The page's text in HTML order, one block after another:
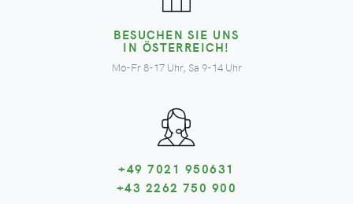
BESUCHEN SIE UNS
IN ÖSTERREICH!
Mo-Fr 8-17 Uhr, Sa 9-14 Uhr
+49 7021 950631
+43 2262 750 900